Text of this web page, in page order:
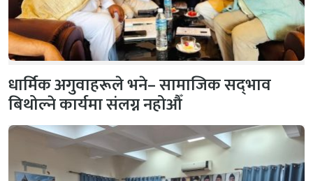
धार्मिक अगुवाहरूले भने– सामाजिक सद्‌भाव
बिथोल्ने कार्यमा संलग्न नहोऔँ